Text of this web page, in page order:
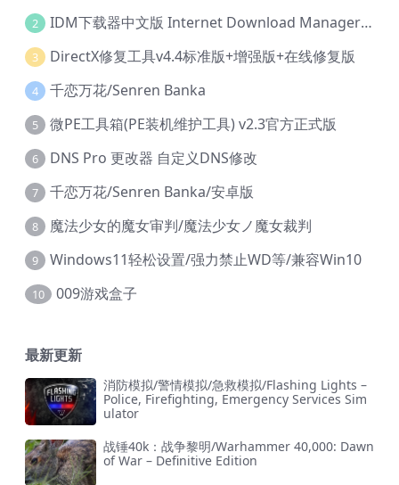
2 IDM下载器中文版 Internet Download Manager v6.42.36 IDM
3 DirectX修复工具v4.4标准版+增强版+在线修复版
4 千恋万花/Senren Banka
5 微PE工具箱(PE装机维护工具) v2.3官方正式版
6 DNS Pro 更改器 自定义DNS修改
7 千恋万花/Senren Banka/安卓版
8 魔法少女的魔女审判/魔法少女ノ魔女裁判
9 Windows11轻松设置/强力禁止WD等/兼容Win10
10 009游戏盒子
最新更新
消防模拟/警情模拟/急救模拟/Flashing Lights –
Police, Firefighting, Emergency Services Sim
ulator
战锤40k：战争黎明/Warhammer 40,000: Dawn
of War – Definitive Edition